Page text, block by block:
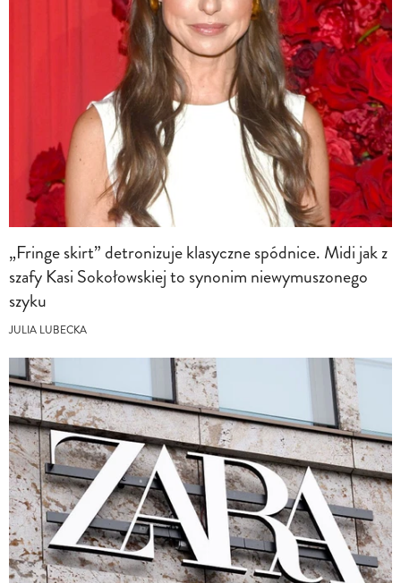
„Fringe skirt” detronizuje klasyczne spódnice. Midi jak z
szafy Kasi Sokołowskiej to synonim niewymuszonego
szyku
JULIA LUBECKA